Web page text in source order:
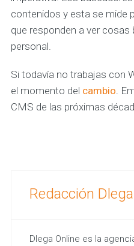
contenidos y esta se mide
que responden a ver
personal.
Si todavía no trabajas con
el momento del cambio.
CMS de las próximas
Redacción
Dlega Online es la